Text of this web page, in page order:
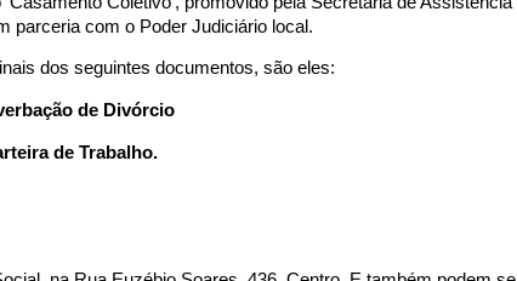
parceria com o Poder Judiciário local.
dos seguintes documentos, são eles:
de Divórcio
de Trabalho.